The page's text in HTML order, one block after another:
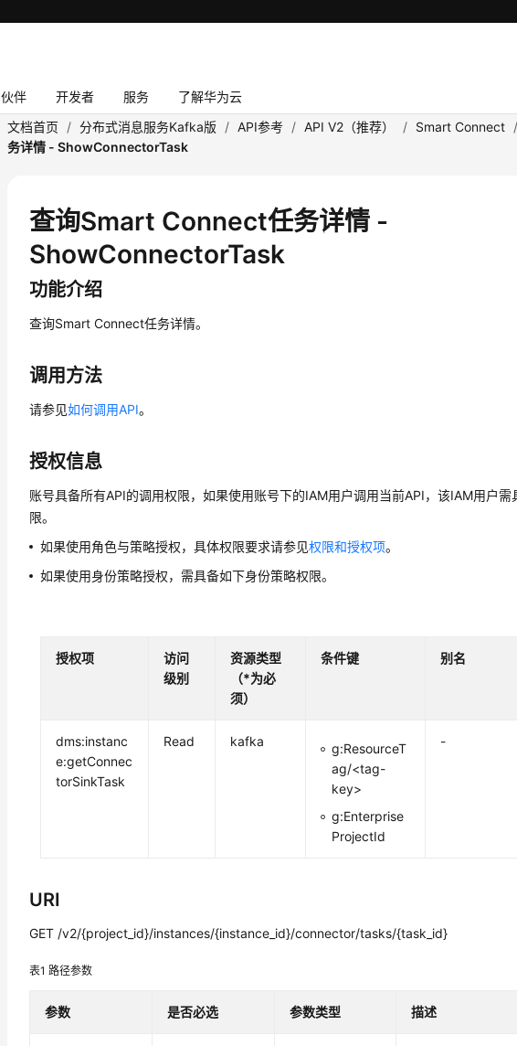
伙伴 开发者 服务 了解华为云
文档首页 / 分布式消息服务Kafka版 / API参考 / API V2（推荐） / Smart Connect /
务详情 - ShowConnectorTask
查询Smart Connect任务详情 -
ShowConnectorTask
功能介绍
查询Smart Connect任务详情。
调用方法
请参见如何调用API。
授权信息
账号具备所有API的调用权限，如果使用账号下的IAM用户调用当前API，该IAM用户需
限。
如果使用角色与策略授权，具体权限要求请参见权限和授权项。
如果使用身份策略授权，需具备如下身份策略权限。
授权项
访问
级别
资源类型
（*为必
须）
条件键 别名
dms:instanc
e:getConnec
torSinkTask
Read kafka
g:ResourceT
ag/<tag-
key>
g:Enterprise
ProjectId
-
URI
GET /v2/{project_id}/instances/{instance_id}/connector/tasks/{task_id}
表1路径参数
参数 是否必选 参数类型 描述